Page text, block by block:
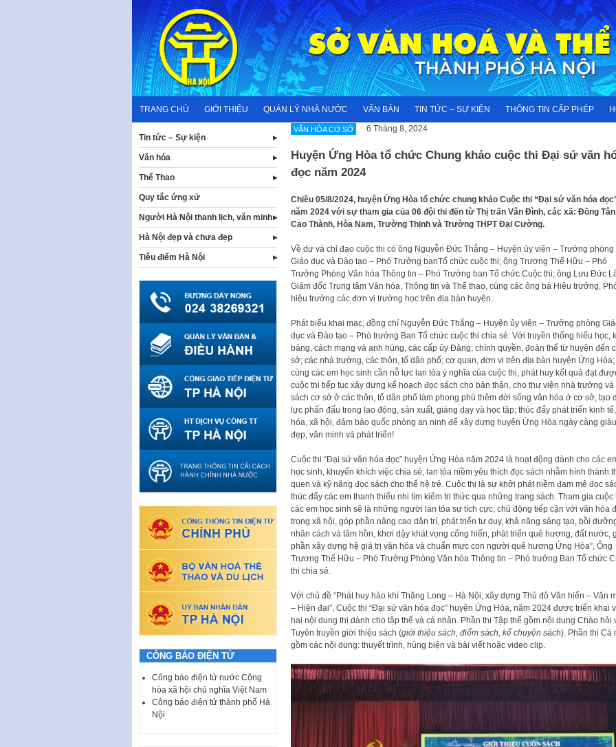
content
TRANG CHỦ GIỚI THIỆU QUẢN LÝ NHÀ NƯỚC VĂN BẢN TIN TỨC – SỰ KIỆN THÔNG TIN CẤP PHÉP
VĂN HÓA CƠ SỞ 6 Tháng 8, 2024
Huyện Ứng Hòa tổ chức Chung khảo cuộc thi Đại sứ văn
đọc năm 2024
Chiều 05/8/2024, huyện Ứng Hòa tổ chức chung khảo Cuộc thi “Đại sứ văn hóa
năm 2024 với sự tham gia của 06 đội thi đến từ Thị trấn Vân Đình, các xã: Đồng
Cao Thành, Hòa Nam, Trường Thịnh và Trường THPT Đại Cường.
Về dự và chỉ đạo cuộc thi có ông Nguyễn Đức Thắng – Huyện ủy viên – Trưởng phòng
Giáo dục và Đào tạo – Phó Trưởng banTổ chức cuộc thi; ông Trương Thế Hữu – Phó
Trưởng Phòng Văn hóa Thông tin – Phó Trưởng ban Tổ chức Cuộc thi; ông Lưu Đức
Giám đốc Trung tâm Văn hóa, Thông tin và Thể thao, cùng các ông bà Hiệu trưởng,
hiệu trưởng các đơn vị trường học trên địa bàn huyện.
Phát biểu khai mạc, đồng chí Nguyễn Đức Thắng – Huyện ủy viên – Trưởng phòng
dục và Đào tạo – Phó trưởng Ban Tổ chức cuộc thi chia sẻ: Với truyền thống hiếu học,
bảng, cách mạng và anh hùng, các cấp ủy Đảng, chính quyền, đoàn thể từ huyện đến
sở; các nhà trường, các thôn, tổ dân phố; cơ quan, đơn vị trên địa bàn huyện Ứng Hòa;
cùng các em học sinh cần nỗ lực lan tỏa ý nghĩa của cuộc thi, phát huy kết quả đạt
cuộc thi tiếp tục xây dựng kế hoạch đọc sách cho bản thân, cho thư viện nhà trường và
sách cơ sở ở các thôn, tổ dân phố làm phong phú thêm đời sống văn hóa ở cơ sở, tạo
lực phấn đấu trong lao động, sản xuất, giảng dạy và học tập; thúc đẩy phát triển kinh
hóa, xã hội, đảm bảo quốc phòng an ninh để xây dựng huyện Ứng Hòa ngày càng giàu
đẹp, văn minh và phát triển!
Cuộc thi “Đại sứ văn hóa đọc” huyện Ứng Hòa năm 2024 là hoạt động dành cho các
học sinh, khuyến khích việc chia sẻ, lan tỏa niềm yêu thích đọc sách nhằm hình thành
quen và kỹ năng đọc sách cho thế hệ trẻ. Cuộc thi là sự khởi phát niềm đam mê đọc
thúc đẩy các em thanh thiếu nhi tìm kiếm tri thức qua những trang sách. Tham gia cuộc
các em học sinh sẽ là những người lan tỏa sự tích cực, chủ động tiếp cận với văn hóa
trong xã hội, góp phần nâng cao dân trí, phát triển tư duy, khả năng sáng tạo, bồi
nhân cách và tâm hồn, khơi dậy khát vọng cống hiến, phát triển quê hương, đất nước,
phần xây dựng hệ giá trị văn hóa và chuẩn mực con người quê hương Ứng Hòa”, Ông
Trương Thế Hữu – Phó Trưởng Phòng Văn hóa Thông tin – Phó trưởng Ban Tổ chức
thi chia sẻ.
Với chủ đề “Phát huy hào khí Thăng Long – Hà Nội, xây dựng Thủ đô Văn hiến – Văn
– Hiện đại”, Cuộc thi “Đại sứ văn hóa đọc” huyện Ứng Hòa, năm 2024 được triển khai
hai nội dung thi dành cho tập thể và cá nhân. Phần thi Tập thể gồm nội dung Chào hỏi
Tuyên truyền giới thiệu sách (giới thiệu sách, điểm sách, kể chuyện sách). Phần thi Cá
gồm các nội dung: thuyết trình, hùng biện và bài viết hoặc video clip.
Tin tức – Sự kiện
Văn hóa
Thể Thao
Quy tắc ứng xử
Người Hà Nội thanh lịch, văn minh
Hà Nội đẹp và chưa đẹp
Tiêu điểm Hà Nội
CÔNG BÁO ĐIỆN TỬ
Công báo điện tử nước Cộng
hòa xã hội chủ nghĩa Việt Nam
Công báo điện tử thành phố Hà
Nội